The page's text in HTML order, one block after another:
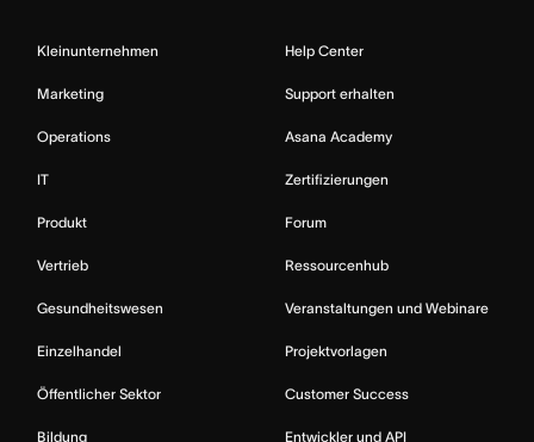
Kleinunternehmen
Marketing
Operations
IT
Produkt
Vertrieb
Gesundheitswesen
Einzelhandel
Öffentlicher Sektor
Bildung
Help Center
Support erhalten
Asana Academy
Zertifizierungen
Forum
Ressourcenhub
Veranstaltungen und Webinare
Projektvorlagen
Customer Success
Entwickler und API